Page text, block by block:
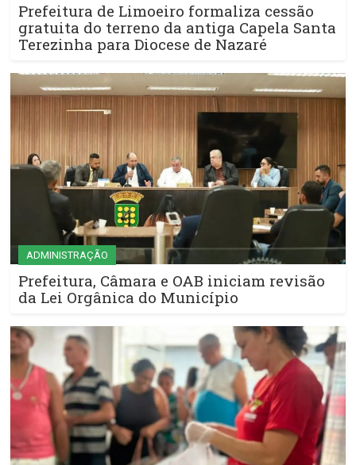
Prefeitura de Limoeiro formaliza cessão
gratuita do terreno da antiga Capela Santa
Terezinha para Diocese de Nazaré
ADMINISTRAÇÃO
Prefeitura, Câmara e OAB iniciam revisão
da Lei Orgânica do Município